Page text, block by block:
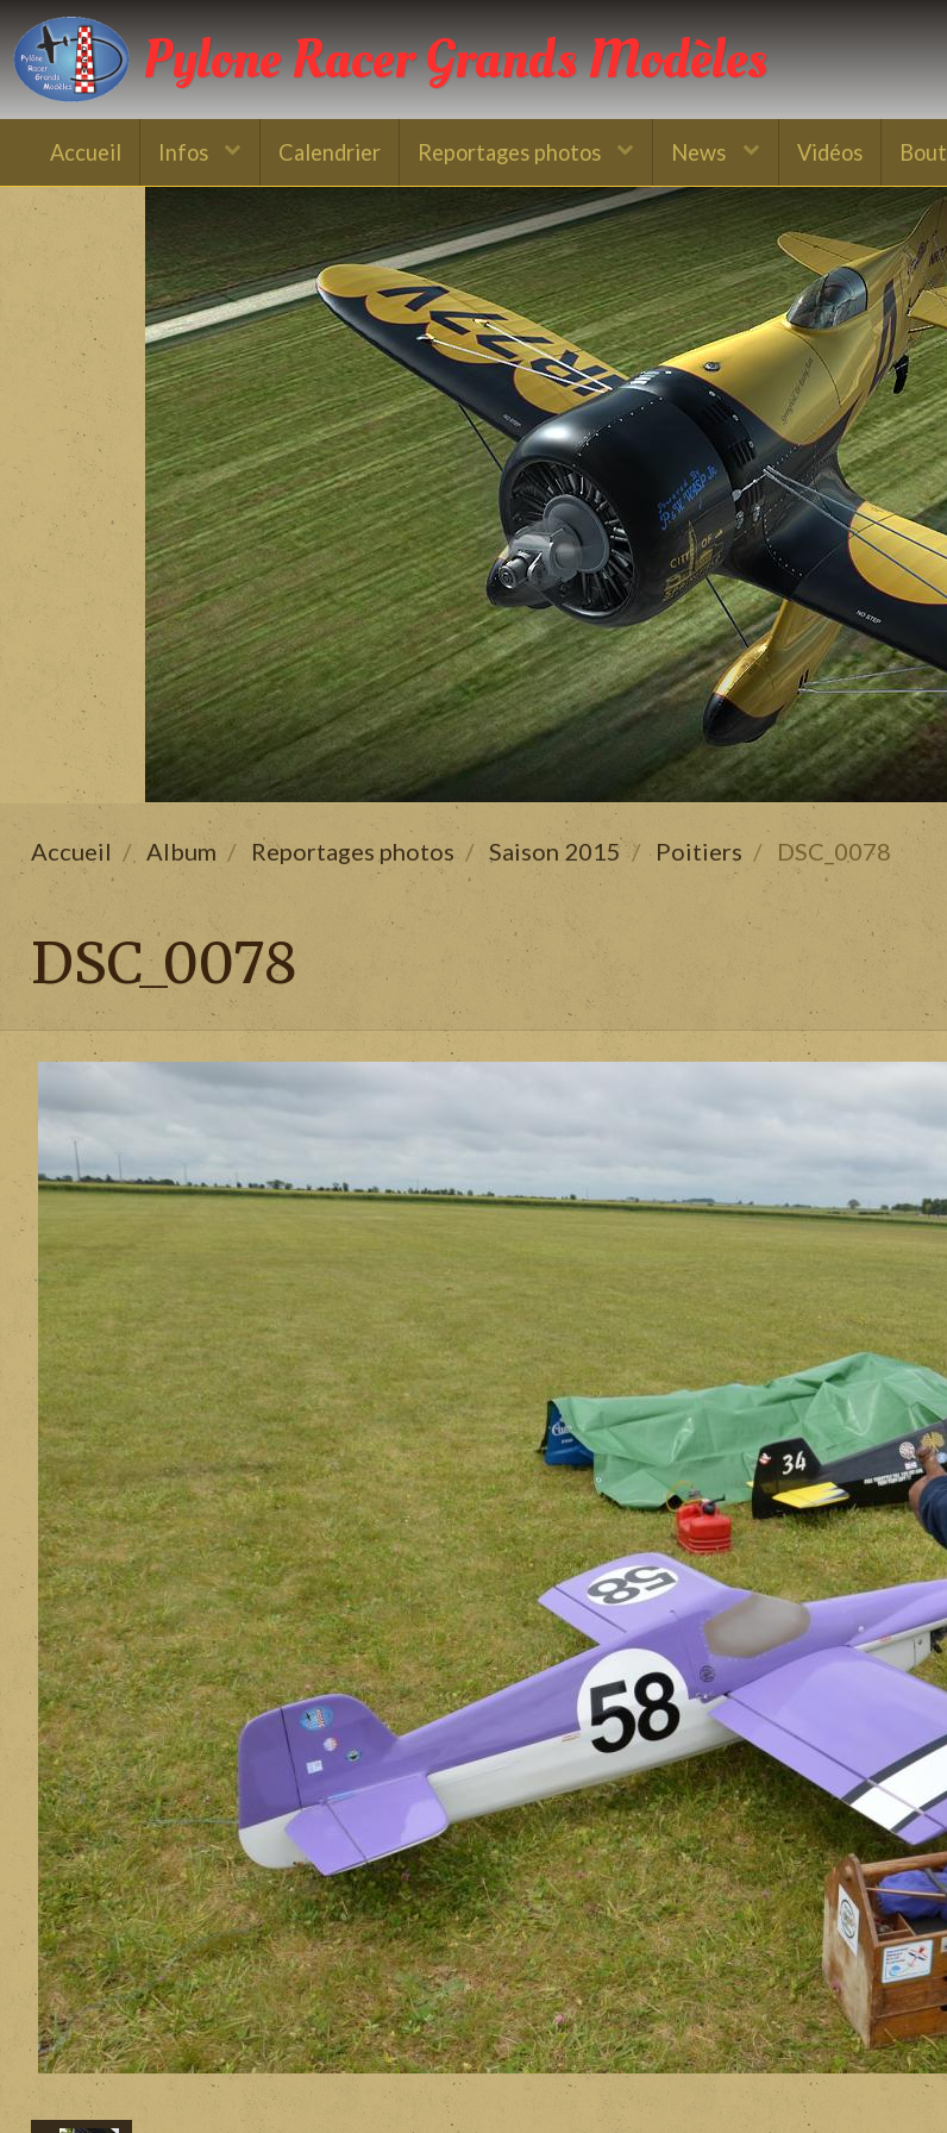
Pylone Racer Grands Modèles
Accueil Infos Calendrier Reportages photos News Vidéos
Accueil Album Reportages photos Saison 2015 Poitiers DSC_0078
DSC_0078